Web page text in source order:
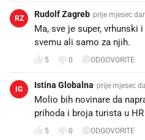
RZ Rudolf Zagreb prije mjesec
Ma, sve je super,
svemu ali samo za njih.
5 0 ODGOVORITE
IG Istina Globalna prije mjesec
Molio bih novinare da
prihoda i broja turista u
5 0 ODGOVORITE